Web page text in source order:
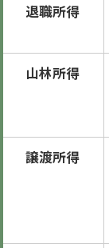
退職所得
山林所得
譲渡所得